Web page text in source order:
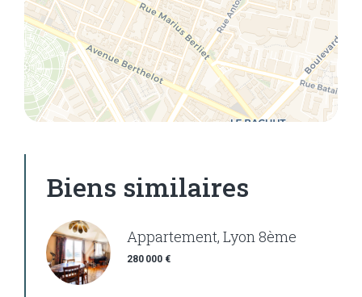
Biens similaires
Appartement, Lyon 8ème
280 000 €